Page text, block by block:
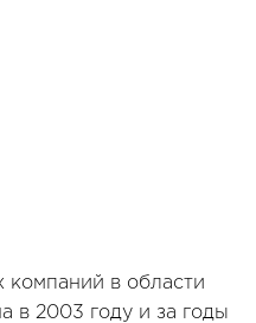
компаний в области
в 2003 году и за годы